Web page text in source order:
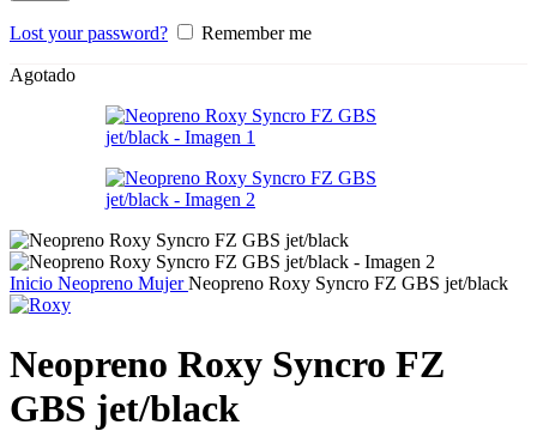
Lost your password? Remember me
Agotado
Inicio Neopreno MujerNeopreno Roxy Syncro FZ GBS jet/black
Neopreno Roxy Syncro FZ
GBS jet/black